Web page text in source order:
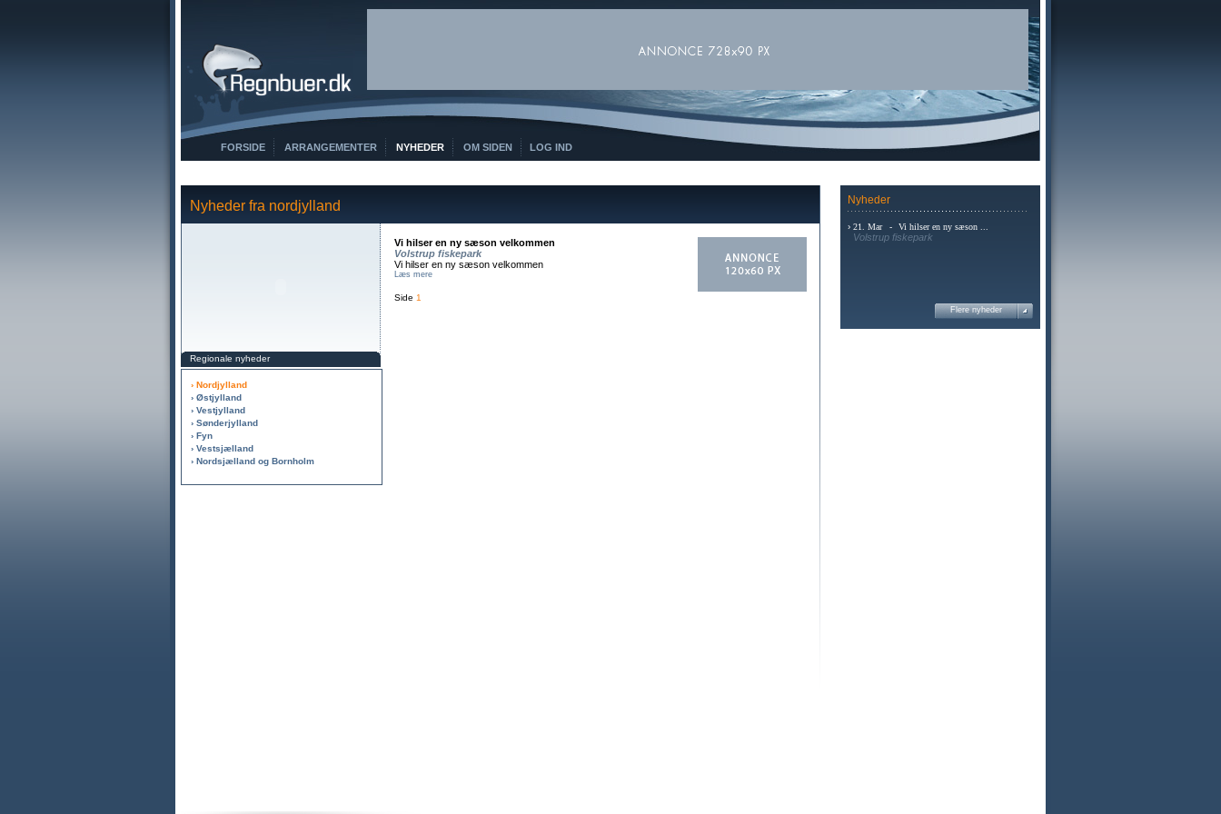
FORSIDE ARRANGEMENTER NYHEDER OM SIDEN LOG IND
Nyheder fra nordjylland
Vi hilser en ny sæson velkommen
Volstrup fiskepark
Vi hilser en ny sæson velkommen
Læs mere
Side 1
Regionale nyheder
› Nordjylland
› Østjylland
› Vestjylland
› Sønderjylland
› Fyn
› Vestsjælland
› Nordsjælland og Bornholm
Nyheder
› 21. Mar - Vi hilser en ny sæson ...
Volstrup fiskepark
Flere nyheder